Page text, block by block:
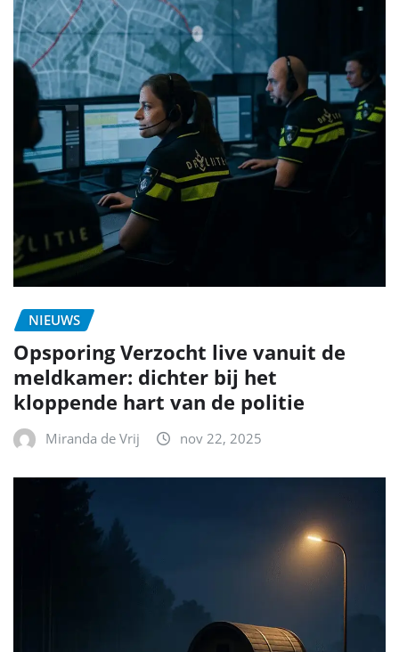
NIEUWS
Opsporing Verzocht live vanuit de
meldkamer: dichter bij het
kloppende hart van de politie
Miranda de Vrij nov 22, 2025